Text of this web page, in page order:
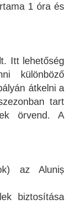
1 óra és
Itt lehetőség
különböző
átkelni a
tart
örvend. A
az Aluniș
biztosítása